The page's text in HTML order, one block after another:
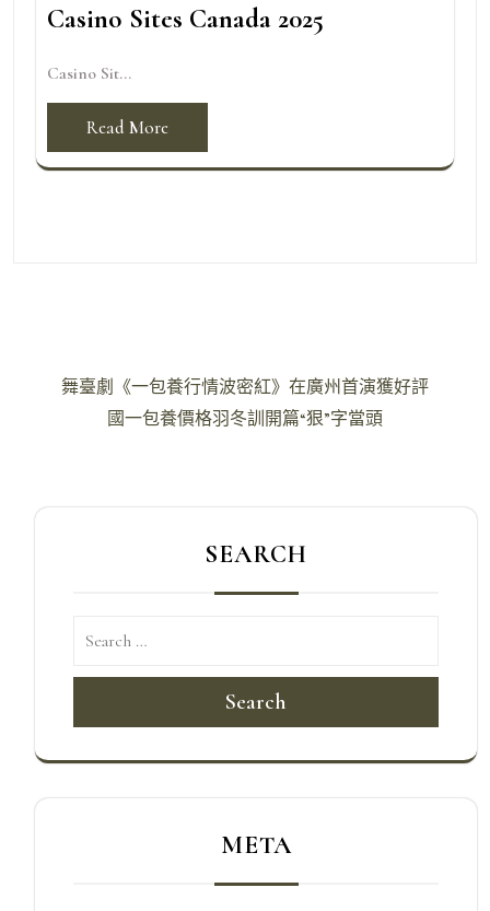
Casino Sites Canada 2025
Casino Sit...
Read More
舞臺劇《一包養行情波密紅》在廣州首演獲好評
國一包養價格羽冬訓開篇“狠”字當頭
SEARCH
Search
META